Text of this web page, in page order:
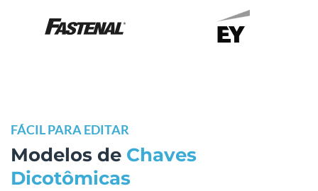
FÁCIL PARA EDITAR
Modelos de Chaves
Dicotômicas